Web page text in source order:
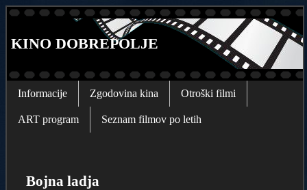
KINO DOBREPOLJE
Informacije Zgodovina kina Otroški filmi
ART program Seznam filmov po letih
Bojna ladja